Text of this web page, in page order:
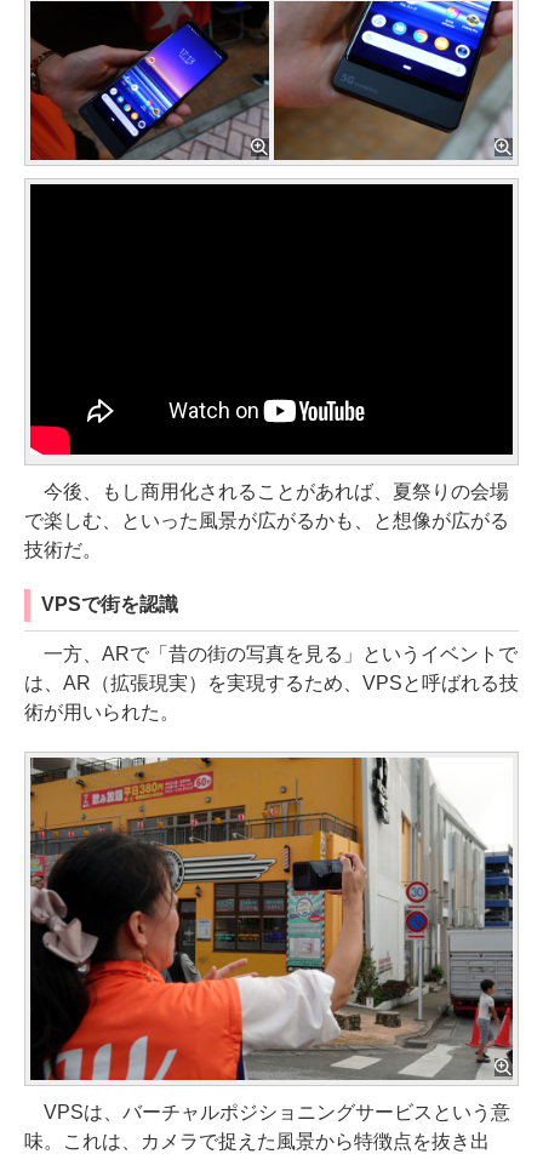
今後、もし商用化されることがあれば、夏祭りの会場
で楽しむ、といった風景が広がるかも、と想像が広がる
技術だ。
VPSで街を認識
一方、ARで「昔の街の写真を見る」というイベントで
は、AR（拡張現実）を実現するため、VPSと呼ばれる技
術が用いられた。
VPSは、バーチャルポジショニングサービスという意
味。これは、カメラで捉えた風景から特徴点を抜き出